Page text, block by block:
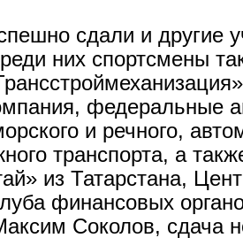
сдали и другие
них спортсмены
федеральные
и речного,
транспорта, а
из Татарстана,
финансовых
Соколов, сдача